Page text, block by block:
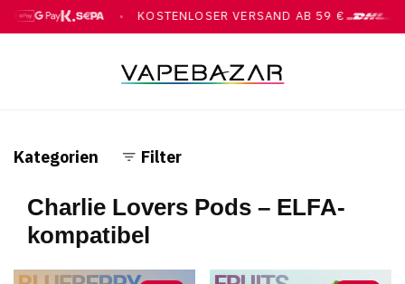
PAY, KLARNA, ÜBERWEISUNG
● KOSTENLOSER VERSAND AB 59 €
MIT DHL ●
Kategorien Filter
Charlie Lovers Pods – ELFA-
kompatibel